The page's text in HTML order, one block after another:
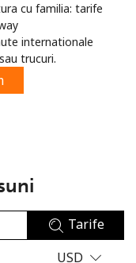
cu familia: tarife
internationale
trucuri.
Tarife
USD